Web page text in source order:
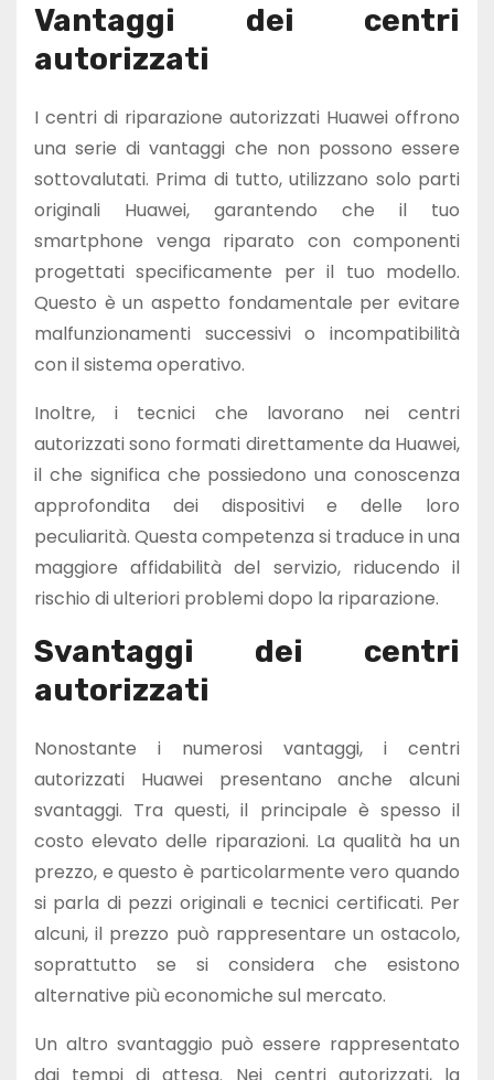
Vantaggi dei centri
autorizzati
I centri di riparazione autorizzati Huawei offrono
una serie di vantaggi che non possono essere
sottovalutati. Prima di tutto, utilizzano solo parti
originali Huawei, garantendo che il tuo
smartphone venga riparato con componenti
progettati specificamente per il tuo modello.
Questo è un aspetto fondamentale per evitare
malfunzionamenti successivi o incompatibilità
con il sistema operativo.
Inoltre, i tecnici che lavorano nei centri
autorizzati sono formati direttamente da Huawei,
il che significa che possiedono una conoscenza
approfondita dei dispositivi e delle loro
peculiarità. Questa competenza si traduce in una
maggiore affidabilità del servizio, riducendo il
rischio di ulteriori problemi dopo la riparazione.
Svantaggi dei centri
autorizzati
Nonostante i numerosi vantaggi, i centri
autorizzati Huawei presentano anche alcuni
svantaggi. Tra questi, il principale è spesso il
costo elevato delle riparazioni. La qualità ha un
prezzo, e questo è particolarmente vero quando
si parla di pezzi originali e tecnici certificati. Per
alcuni, il prezzo può rappresentare un ostacolo,
soprattutto se si considera che esistono
alternative più economiche sul mercato.
Un altro svantaggio può essere rappresentato
dai tempi di attesa. Nei centri autorizzati, la